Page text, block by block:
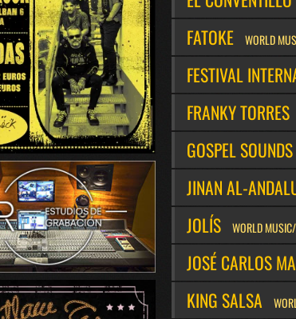
FATOKE WORLD
FESTIVAL
FRANKY TORRES
GOSPEL
JINAN AL-
JOLÍS WORLD
JOSÉ CARLOS
KING SALSA